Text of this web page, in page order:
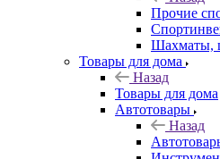
Прочие
Шахматы,
Товары для дома
Назад
Товары для дома
Автотовары
Назад